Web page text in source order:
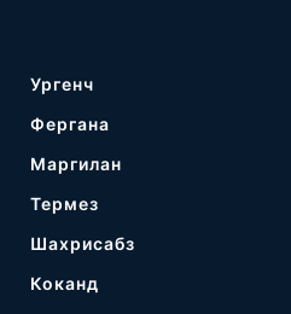
Ургенч
Фергана
Маргилан
Термез
Шахрисабз
Коканд